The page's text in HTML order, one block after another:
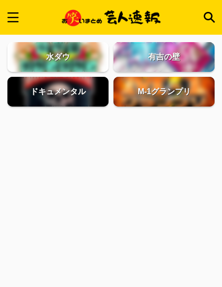
水ダウ 有吉の壁
ドキュメンタル M-1グランプリ